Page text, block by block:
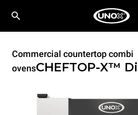
Commercial countertop combi
ovensCHEFTOP-X™